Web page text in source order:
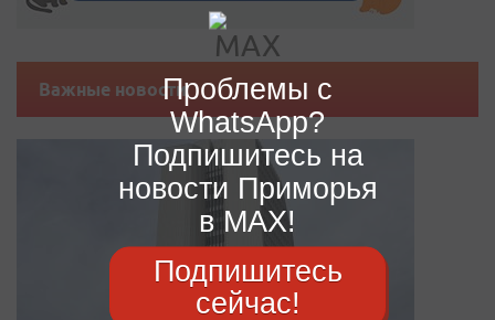
Важные новостиПроблемы с
WhatsApp?
Подпишитесь на
новости Приморья
в MAX!
Подпишитесь
сейчас!